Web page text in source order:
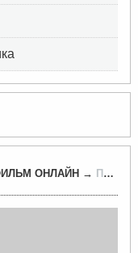
ОНЛАЙН → ПОХОЖИЕ ВИДЕО РОЛИКИ